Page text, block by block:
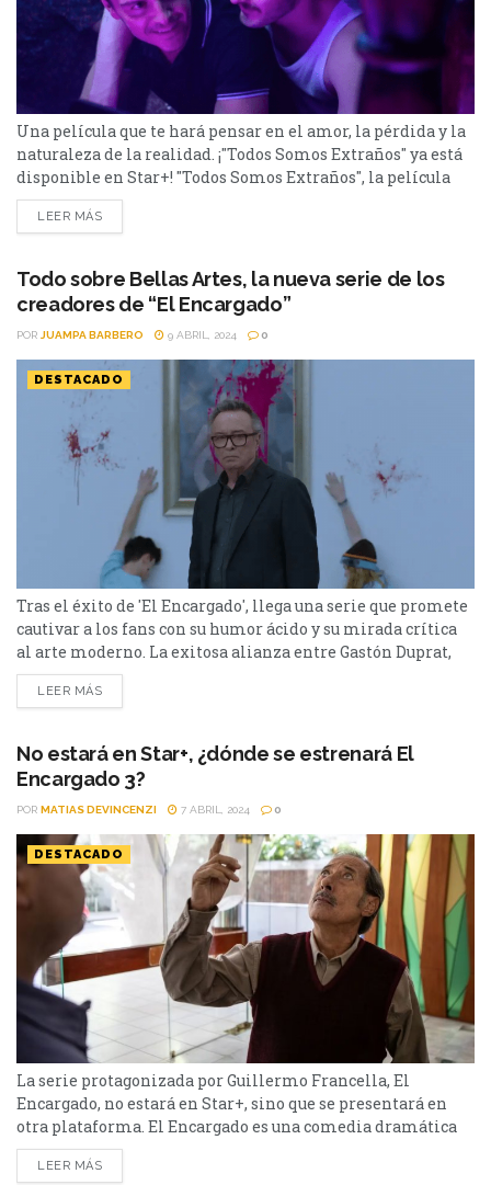
Una película que te hará pensar en el amor, la pérdida y la
naturaleza de la realidad. ¡"Todos Somos Extraños" ya está
disponible en Star+! "Todos Somos Extraños", la película
dirigida por Andrew Haigh, nos adentra en un relato
introspectivo sobre la soledad, el duelo y el poder
de Taichi Yamada, la...
LEER MÁS
Todo sobre Bellas Artes, la nueva serie de los
creadores de “El Encargado”
POR JUAMPA BARBERO 9 ABRIL, 2024 0
DESTACADO
Tras el éxito de 'El Encargado', llega una serie que promete
cautivar a los fans con su humor ácido y su mirada crítica
al arte moderno. La exitosa alianza entre Gastón Duprat,
Mariano Cohn y Star+ continúa cosechando éxitos con el
lanzamiento de su nueva serie, "Bellas Artes". Tras el
prepara...
LEER MÁS
No estará en Star+, ¿dónde se estrenará El
Encargado 3?
POR MATIAS DEVINCENZI 7 ABRIL, 2024 0
DESTACADO
La serie protagonizada por Guillermo Francella, El
Encargado, no estará en Star+, sino que se presentará en
otra plataforma. El Encargado es una comedia dramática
argentina y fue el gran éxito de Star+ en el 2022 y 2023. La
serie sigue la historia de Eliseo que trabaja como
LEER MÁS